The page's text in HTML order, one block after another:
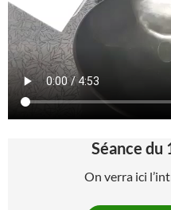
Séance
On verra ici